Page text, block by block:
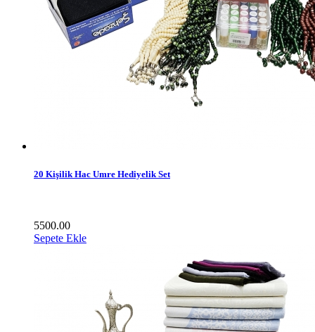
20 Kişilik Hac Umre Hediyelik Set
5500.00
Sepete Ekle